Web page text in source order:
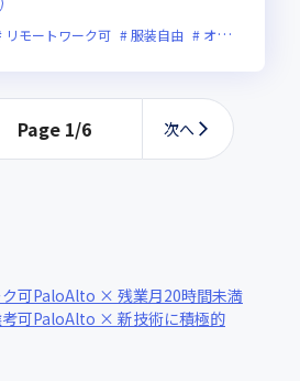
リモートワーク可 服装自由 オンライン選考可
Page 1/6 次へ
可PaloAlto × 残業月20時間未満
可PaloAlto × 新技術に積極的